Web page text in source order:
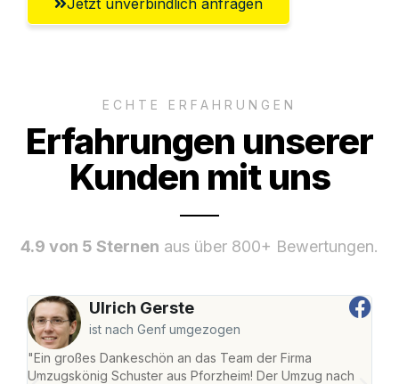
ECHTE ERFAHRUNGEN
Erfahrungen unserer
Kunden mit uns
4.9 von 5 Sternen aus über 800+ Bewertungen.
Ulrich Gerste
ist nach Genf umgezogen
"Ein großes Dankeschön an das Team der Firma
Umzugskönig Schuster aus Pforzheim! Der Umzug nach